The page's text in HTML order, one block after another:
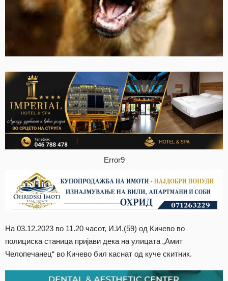
Error9
На 03.12.2023 во 11.20 часот, И.И.(59) од Кичево во
полициска станица пријави дека на улицата „Амит
Челопечанец“ во Кичево бил каснат од куче скитник.